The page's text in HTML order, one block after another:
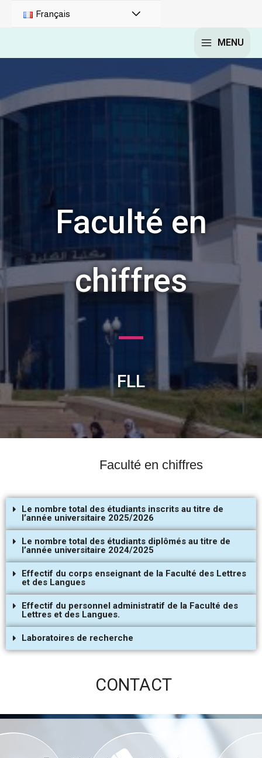
Français
MENU
Faculté en
chiffres
FLL
Faculté en chiffres
Le nombre total des étudiants inscrits au titre de
l’année universitaire 2025/2026
Le nombre total des étudiants diplômés au titre de
l’année universitaire 2024/2025
Effectif du corps enseignant de la Faculté des Lettres
et des Langues
Effectif du personnel administratif de la Faculté des
Lettres et des Langues.
Laboratoires de recherche
CONTACT